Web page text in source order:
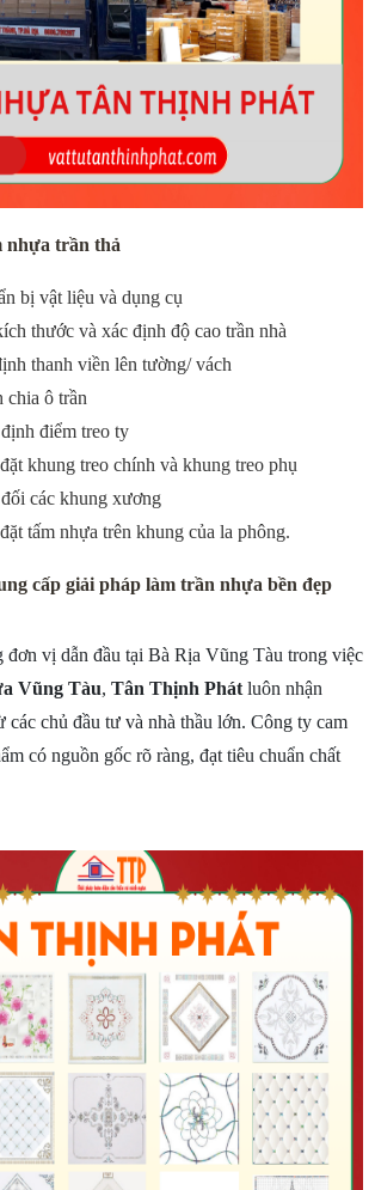
nhựa trần thả
bị vật liệu và dụng cụ
thước và xác định độ cao trần nhà
thanh viền lên tường/ vách
chia ô trần
điểm treo ty
khung treo chính và khung treo phụ
các khung xương
tấm nhựa trên khung của la phông.
cấp giải pháp làm trần nhựa bền đẹp
đơn vị dẫn đầu tại Bà Rịa Vũng Tàu trong việc
Vũng Tàu, Tân Thịnh Phát luôn nhận
các chủ đầu tư và nhà thầu lớn. Công ty cam
có nguồn gốc rõ ràng, đạt tiêu chuẩn chất